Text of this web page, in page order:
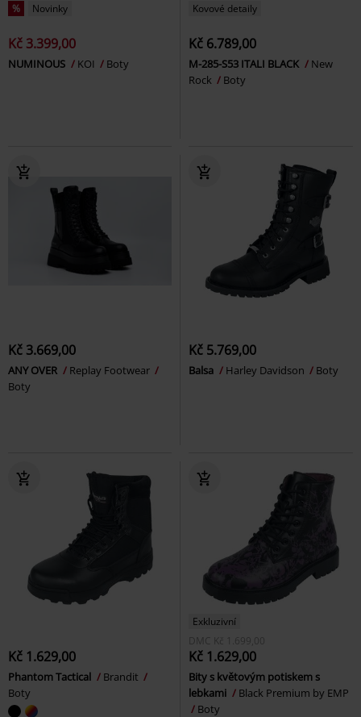
% Novinky
Kč 3.399,00
NUMINOUS KOI Boty
Kovové detaily
Kč 6.789,00
M-285-S53 ITALI BLACK
New
Rock
Boty
Kč 3.669,00
ANY OVER
Replay Footwear
Boty
Kč 5.769,00
Balsa Harley Davidson Boty
Kč 1.629,00
Phantom Tactical
Brandit
Boty
Exkluzivní
DMC
Kč 1.699,00
Kč 1.629,00
Bity s květovým potiskem s
lebkami
Black Premium by EMP
Boty